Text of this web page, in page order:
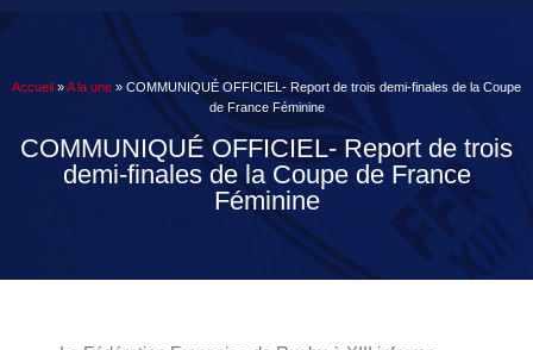
Accueil »A la une » COMMUNIQUÉ OFFICIEL- Report de trois demi-finales de la Coupe
de France Féminine
COMMUNIQUÉ OFFICIEL- Report de trois
demi-finales de la Coupe de France
Féminine